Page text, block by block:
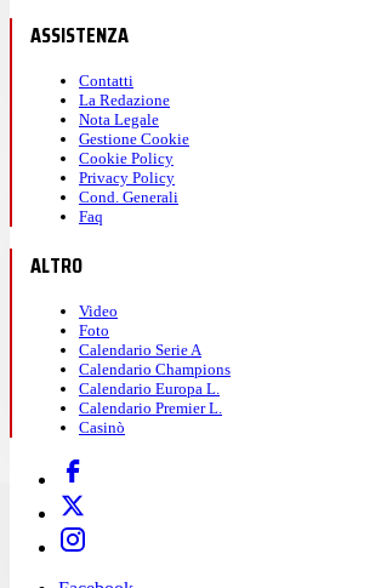
ASSISTENZA
Contatti
La Redazione
Nota Legale
Gestione Cookie
Cookie Policy
Privacy Policy
Cond. Generali
Faq
ALTRO
Video
Foto
Calendario Serie A
Calendario Champions
Calendario Europa L.
Calendario Premier L.
Casinò